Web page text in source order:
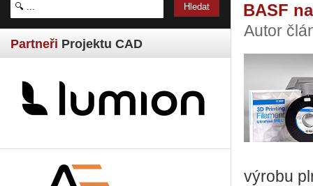
Partneři Projektu CAD
BASF
Autor
výrobu